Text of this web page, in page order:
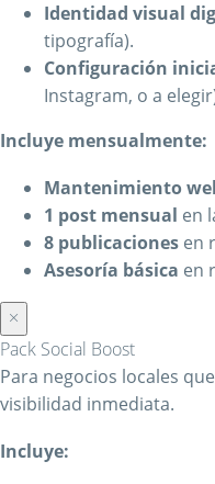
Identidad visual
tipografía).
Configuración
Instagram, o a
Incluye mensualmente:
Mantenimiento
1 post mensual en
8 publicaciones en
Asesoría básica en
×
Pack Social Boost
Para negocios locales
visibilidad inmediata.
Incluye: